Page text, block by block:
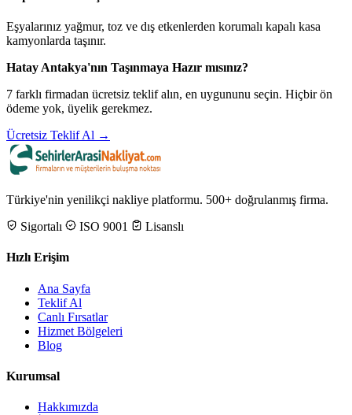
Eşyalarınız yağmur, toz ve dış etkenlerden korumalı kapalı kasa
kamyonlarda taşınır.
Hatay Antakya'nın Taşınmaya Hazır mısınız?
7 farklı firmadan ücretsiz teklif alın, en uygununu seçin. Hiçbir ön
ödeme yok, üyelik gerekmez.
Ücretsiz Teklif Al →
Türkiye'nin yenilikçi nakliye platformu. 500+ doğrulanmış firma.
Sigortalı
ISO 9001 Lisanslı
Hızlı Erişim
Ana Sayfa
Teklif Al
Canlı Fırsatlar
Hizmet Bölgeleri
Blog
Kurumsal
Hakkımızda